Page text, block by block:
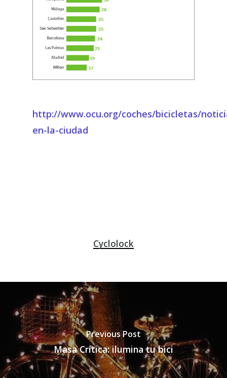
http://www.ocu.org/coches/bicicletas/
en-la-ciudad
Cyclolock
Previous Post
Masa Crítica: ilumina tu bici